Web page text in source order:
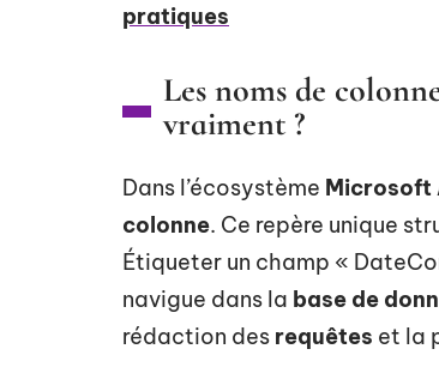
pratiques
Les noms de
vraiment ?
Dans l’écosystème Microsoft
colonne. Ce repère unique
Étiqueter un champ «
navigue dans la base de
rédaction des requêtes et la